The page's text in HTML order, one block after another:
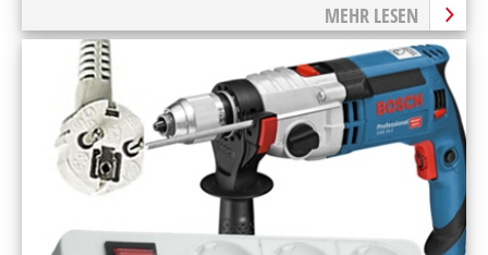
MEHR LESEN